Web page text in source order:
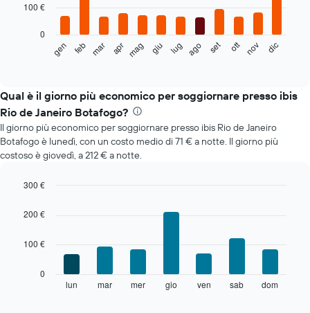
bars.
seguente
il
prezzo
medio
di
una
camera
mese
grafico
asse
gen feb mar apr mag giu lug ago set ott nov dic
0
100 €
Qual è il giorno più economico per soggiornare presso ibis
Rio de Janeiro Botafogo?
Il giorno più economico per soggiornare presso ibis Rio de Janeiro
Botafogo è lunedì, con un costo medio di 71 € a notte. Il giorno più
costoso è giovedì, a 212 € a notte.
chart
bars.
graphic.
lun mar mer gio ven sab dom
0
100 €
200 €
300 €